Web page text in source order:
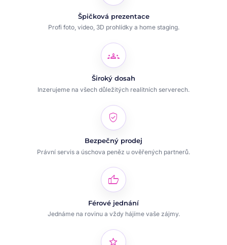
Špičková prezentace
Profi foto, video, 3D prohlídky a home staging.
groups
Široký dosah
Inzerujeme na všech důležitých realitních serverech.
verified_user
Bezpečný prodej
Právní servis a úschova peněz u ověřených partnerů.
thumb_up
Férové jednání
Jednáme na rovinu a vždy hájíme vaše zájmy.